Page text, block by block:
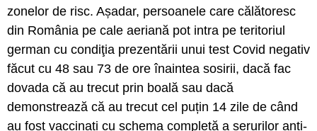
zonelor de risc. Așadar, persoanele care călătoresc
din România pe cale aeriană pot intra pe teritoriul
german cu condiţia prezentării unui test Covid negativ
făcut cu 48 sau 73 de ore înaintea sosirii, dacă fac
dovada că au trecut prin boală sau dacă
demonstrează că au trecut cel puțin 14 zile de când
au fost vaccinați cu schema completă a serurilor anti-